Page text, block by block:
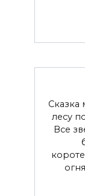
Сказка
лесу
Все